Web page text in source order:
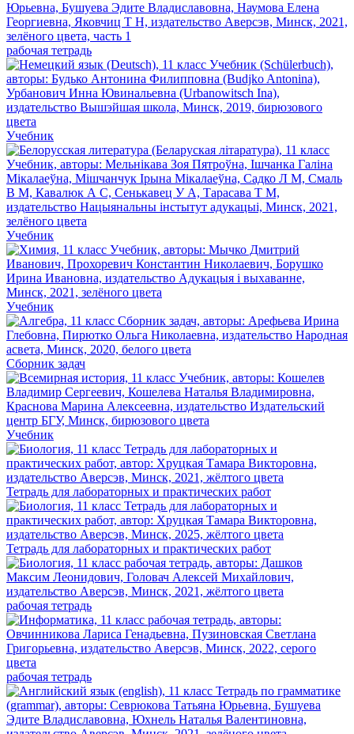
рабочая тетрадь
Учебник
Учебник
Учебник
Сборник задач
Учебник
Тетрадь для лабораторных и практических работ
Тетрадь для лабораторных и практических работ
рабочая тетрадь
рабочая тетрадь